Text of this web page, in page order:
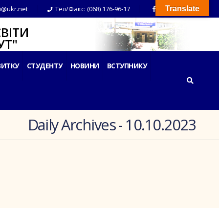
Тел/Факс: (068) 176-96-17
СТУДЕНТУ НОВИНИ ВСТУПНИКУ
Daily Archives - 10.10.2023
Translate